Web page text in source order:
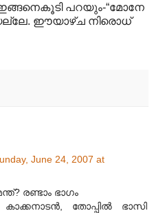
പറയും-“മോനേ
ഈയാഴ്ച നിരൊധ്
June 24, 2007 at
രണ്ടാം ഭാഗം
തോപ്പില്‍ ഭാസി